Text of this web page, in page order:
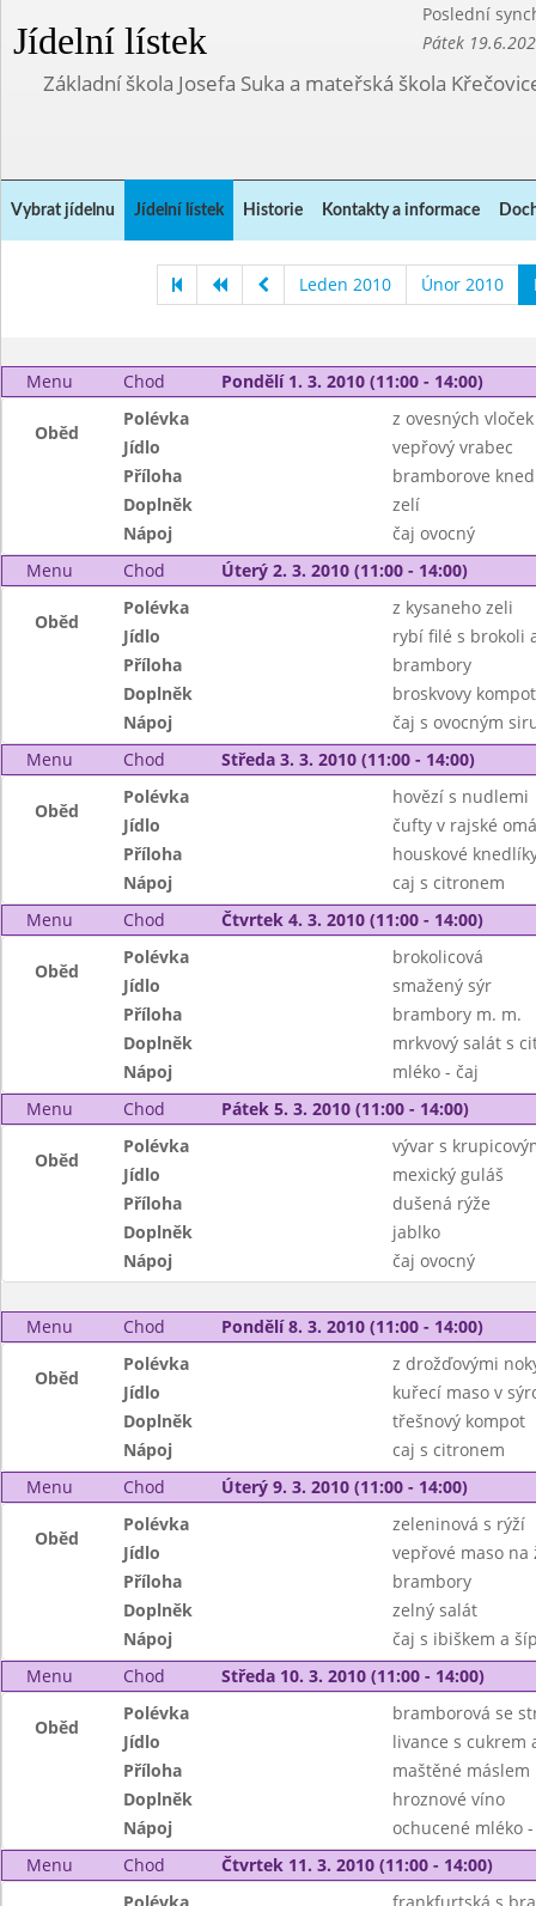
Jídelní lístek
Poslední
Pátek
Základní škola Josefa Suka a mateřská škola
Vybrat jídelnu Jídelní lístek Historie Kontakty a informace
Leden 2010 Únor 2010
Menu Chod Pondělí 1. 3. 2010 (11:00 - 14:00)
Oběd
Polévka
z ovesných vloček
Jídlo
vepřový vrabec
Příloha
bramborove
Doplněk
zelí
Nápoj
čaj ovocný
Menu
Chod Úterý 2. 3. 2010 (11:00 - 14:00)
Oběd
Polévka
z kysaneho zeli
Jídlo
rybí filé s brokoli
Příloha
brambory
Doplněk
broskvovy kompot
Nápoj
čaj s ovocným
Menu
Chod Středa 3. 3. 2010 (11:00 - 14:00)
Oběd
Polévka
hovězí s nudlemi
Jídlo
čufty v rajské
Příloha
houskové
Nápoj
caj s citronem
Menu
Chod Čtvrtek 4. 3. 2010 (11:00 - 14:00)
Oběd
Polévka
brokolicová
Jídlo
smažený sýr
Příloha
brambory m. m.
Doplněk
mrkvový salát s
Nápoj
mléko - čaj
Menu
Chod Pátek 5. 3. 2010 (11:00 - 14:00)
Oběd
Polévka
vývar s
Jídlo
mexický guláš
Příloha
dušená rýže
Doplněk
jablko
Nápoj
čaj ovocný
Menu Chod Pondělí 8. 3. 2010 (11:00 - 14:00)
Oběd
Polévka
z drožďovými
Jídlo
kuřecí maso v
Doplněk
třešnový kompot
Nápoj
caj s citronem
Menu
Chod Úterý 9. 3. 2010 (11:00 - 14:00)
Oběd
Polévka
zeleninová s rýží
Jídlo
vepřové maso na
Příloha
brambory
Doplněk
zelný salát
Nápoj
čaj s ibiškem a
Menu
Chod Středa 10. 3. 2010 (11:00 - 14:00)
Oběd
Polévka
bramborová se
Jídlo
livance s cukrem
Příloha
maštěné máslem
Doplněk
hroznové víno
Nápoj
ochucené mléko
Menu
Chod Čtvrtek 11. 3. 2010 (11:00 - 14:00)